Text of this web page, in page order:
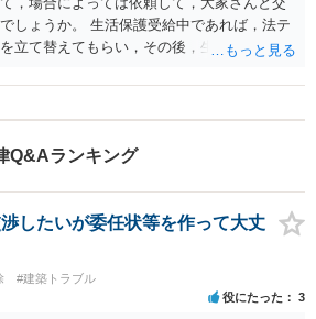
しょうか。 生活保護受給中であれば，法テ
立て替えてもらい，その後，生活保護が続
Q&Aランキング
したいが委任状等を作って大丈
#建築トラブル
役にたった 3